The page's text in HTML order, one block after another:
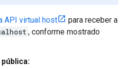
API virtual host
para receber a
, conforme mostrado